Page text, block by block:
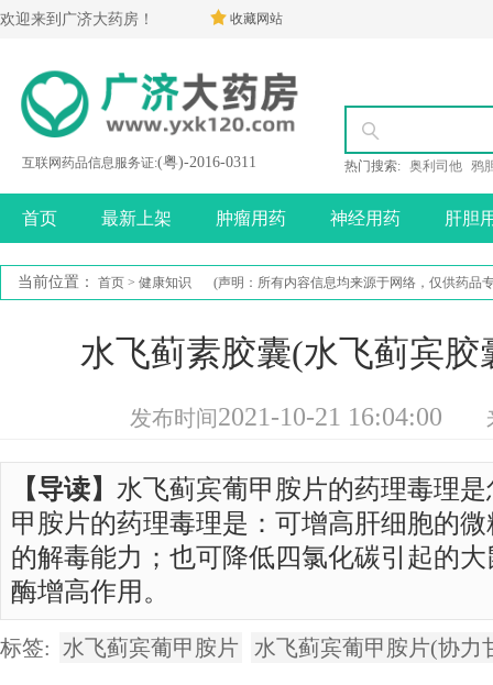
欢迎来到广济大药房！ 收藏网站
互联网药品信息服务证:(粤)-2016-0311 热门搜索: 奥利司他 鸦
首页 最新上架 肿瘤用药 神经用药 肝胆
当前位置： 首页 > 健康知识 (声明：所有内容信息均来源于网络，仅供药品
水飞蓟素胶囊(水飞蓟宾胶
发布时间2021-10-21 16:04:00 来
【导读】 水飞蓟宾葡甲胺片的药理毒理
甲胺片的药理毒理是：可增高肝细胞的
的解毒能力；也可降低四氯化碳引起的
酶增高作用。
标签: 水飞蓟宾葡甲胺片 水飞蓟宾葡甲胺片(协力